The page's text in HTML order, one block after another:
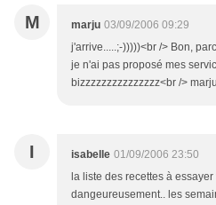
M marju 03/09/2006 09:29
j'arrive.....;-)))))<br /> Bon,
je n'ai pas proposé mes
bizzzzzzzzzzzzzzz<br /> marju
I isabelle 01/09/2006 23:50
la liste des recettes à
dangeureusement.. les